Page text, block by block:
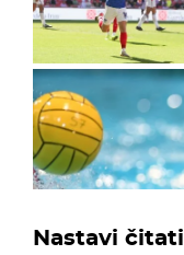
Nastavi čitati